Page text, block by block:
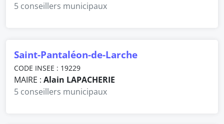
5 conseillers municipaux
Saint-Pantaléon-de-Larche
CODE INSEE : 19229
MAIRE : Alain LAPACHERIE
5 conseillers municipaux